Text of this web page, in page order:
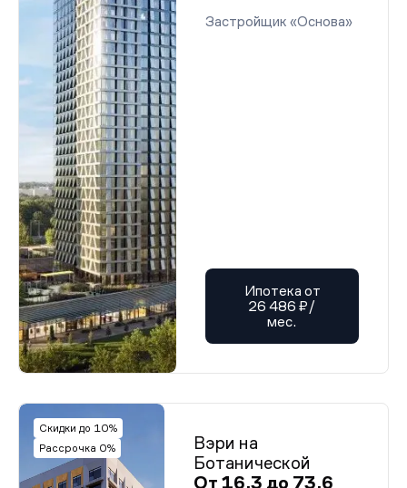
Застройщик «Основа»
Ипотека от
26 486 ₽/
мес.
Скидки до 10%
Рассрочка 0%
Вэри на
Ботанической
От 16,3 до 73,6